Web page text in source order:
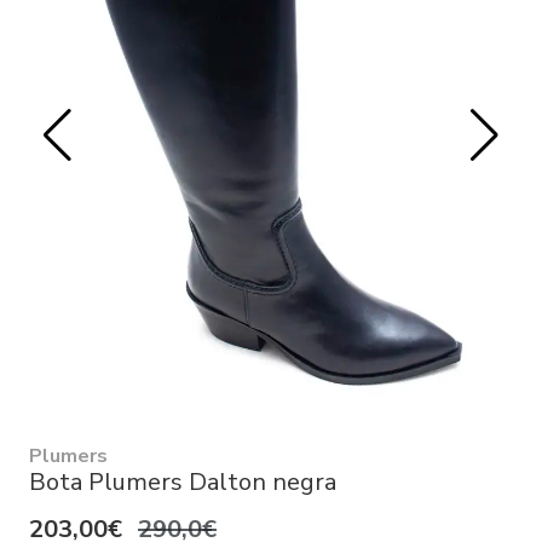
Plumers
Bota Plumers Dalton negra
203,00€ 290,0€